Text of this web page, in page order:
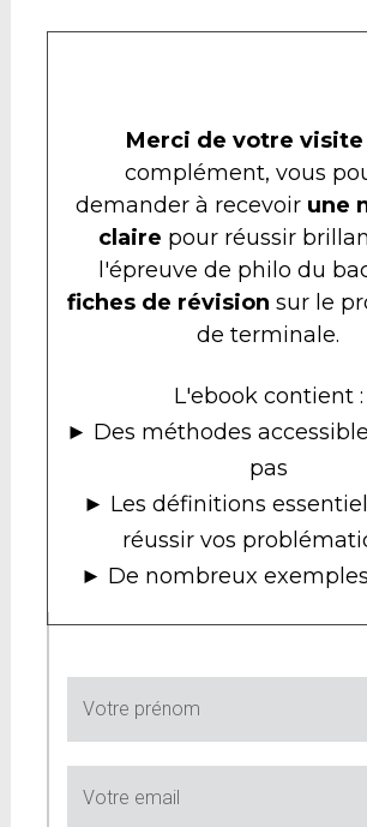
Merci de votre visite
complément, vous
demander à recevoir une
claire pour réussir
l'épreuve de philo du
fiches de révision sur le
de terminale.
L'ebook contient :
► Des méthodes
pas
► Les définitions
réussir vos
► De nombreux